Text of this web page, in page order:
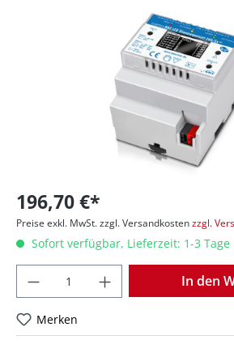
196,70 €*
Preise exkl. MwSt. zzgl. Versandkostenzzgl.
Sofort verfügbar, Lieferzeit: 1-3 Tage
In den
Merken